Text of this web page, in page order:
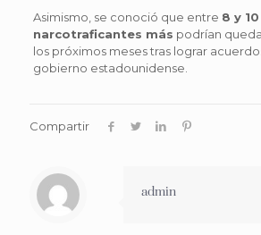
Asimismo, se conoció que entre 8 y 10
narcotraficantes más podrían
los próximos meses tras lograr
gobierno estadounidense.
Compartir
admin